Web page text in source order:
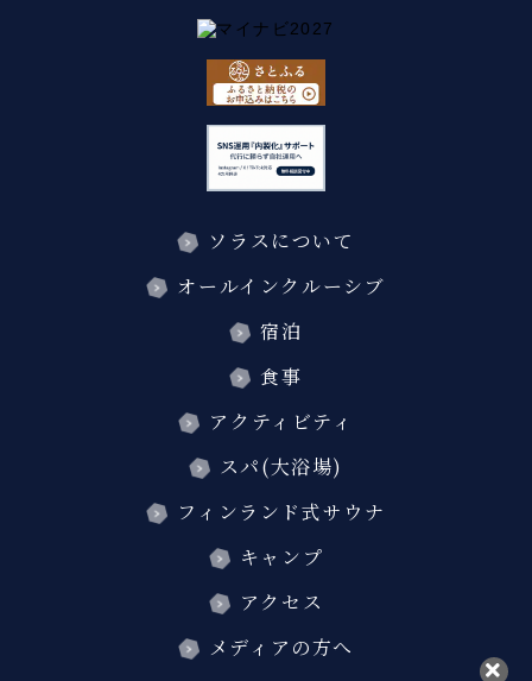
ソラスについて
オールインクルーシブ
宿泊
食事
アクティビティ
スパ(大浴場)
フィンランド式サウナ
キャンプ
アクセス
メディアの方へ